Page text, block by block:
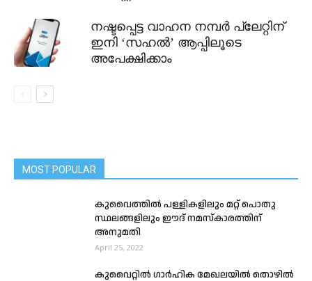
നഷ്ടപ്പെട്ട വാഹന നമ്പർ പ്ലേറ്റിന്
ഇനി ‘സഹൽ’ ആപ്പിലൂടെ
അപേക്ഷിക്കാം
MOST POPULAR
കുവൈത്തിൽ പള്ളികളിലും മറ്റ് പൊതു
സ്ഥലങ്ങളിലും ഈദ് നമസ്‌കാരത്തിന്
അനുമതി
April 25, 2022
കുവൈറ്റില്‍ ഗാര്‍ഹിക മേഖലയിൽ തൊഴില്‍